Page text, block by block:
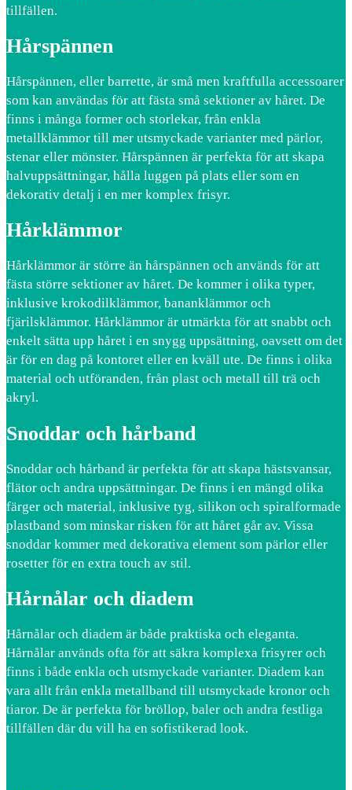
tillfällen.
Hårspännen
Hårspännen, eller barrette, är små men kraftfulla accessoarer
som kan användas för att fästa små sektioner av håret. De
finns i många former och storlekar, från enkla
metallklämmor till mer utsmyckade varianter med pärlor,
stenar eller mönster. Hårspännen är perfekta för att skapa
halvuppsättningar, hålla luggen på plats eller som en
dekorativ detalj i en mer komplex frisyr.
Hårklämmor
Hårklämmor är större än hårspännen och används för att
fästa större sektioner av håret. De kommer i olika typer,
inklusive krokodilklämmor, bananklämmor och
fjärilsklämmor. Hårklämmor är utmärkta för att snabbt och
enkelt sätta upp håret i en snygg uppsättning, oavsett om det
är för en dag på kontoret eller en kväll ute. De finns i olika
material och utföranden, från plast och metall till trä och
akryl.
Snoddar och hårband
Snoddar och hårband är perfekta för att skapa hästsvansar,
flätor och andra uppsättningar. De finns i en mängd olika
färger och material, inklusive tyg, silikon och spiralformade
plastband som minskar risken för att håret går av. Vissa
snoddar kommer med dekorativa element som pärlor eller
rosetter för en extra touch av stil.
Hårnålar och diadem
Hårnålar och diadem är både praktiska och eleganta.
Hårnålar används ofta för att säkra komplexa frisyrer och
finns i både enkla och utsmyckade varianter. Diadem kan
vara allt från enkla metallband till utsmyckade kronor och
tiaror. De är perfekta för bröllop, baler och andra festliga
tillfällen där du vill ha en sofistikerad look.